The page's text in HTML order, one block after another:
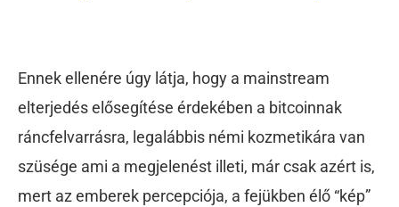
Ennek ellenére úgy látja, hogy a mainstream
elterjedés elősegítése érdekében a bitcoinnak
ráncfelvarrásra, legalábbis némi kozmetikára van
szüsége ami a megjelenést illeti, már csak azért is,
mert az emberek percepciója, a fejükben élő “kép”